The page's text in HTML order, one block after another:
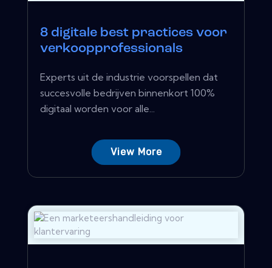
8 digitale best practices voor
verkoopprofessionals
Experts uit de industrie voorspellen dat
succesvolle bedrijven binnenkort 100%
digitaal worden voor alle...
View More